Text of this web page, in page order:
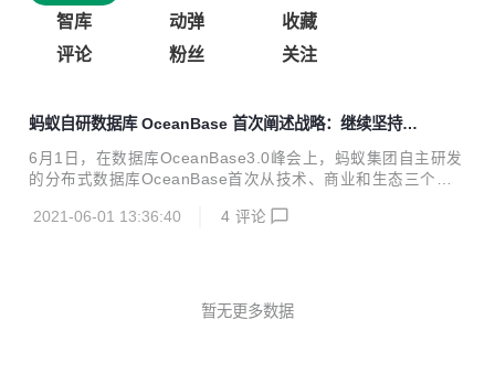
智库
动弹
收藏
评论
粉丝 关注
蚂蚁自研数据库 OceanBase 首次阐述战略：继续坚持自
研开放之路，开源 300 万行核心代码
6月1日，在数据库OceanBase3.0峰会上，蚂蚁集团自主研发
的分布式数据库OceanBase首次从技术、商业和生态三个维
布正式开源，并成立OceanBase开源社区，社区官网同步上
技红利，7月启动全新价格体系，公共云版本将推出价格更低
2021-06-01 13:36:40 4 评论
暂无更多数据